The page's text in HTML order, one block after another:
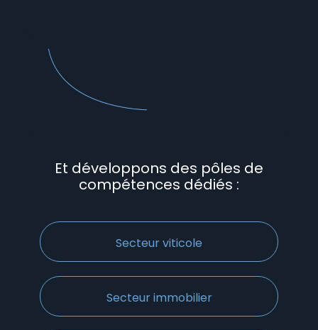
Et développons des pôles de
compétences dédiés :
Secteur viticole
Secteur immobilier